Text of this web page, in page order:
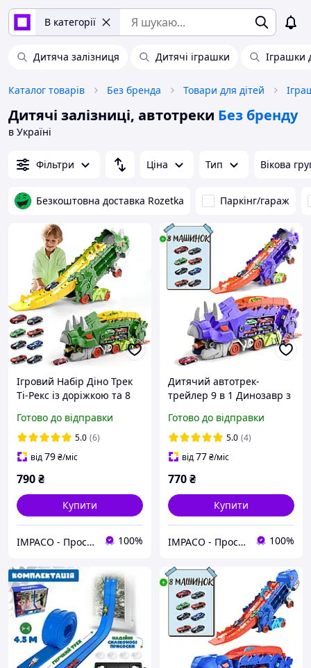
В категорії
Дитяча залізниця Дитячі іграшки Іграшки
Каталог товарів Без бренда Товари для дітей
Дитячі залізниці, автотреки Без бренду
в Україні
Фільтри Ціна Тип Вікова
Безкоштовна доставка Rozetka Паркінг/гараж
Ігровий Набір Діно Трек
Ті-Рекс із доріжкою та 8
Green
Готово до відправки
5.0 (6)
від79₴/міс
790₴
Купити
IMPACO - Простір крутих пропозицій 100%
Дитячий автотрек-
трейлер 9 в 1 Динозавр з
Фіолетовий
Готово до відправки
5.0 (4)
від77₴/міс
770₴
Купити
IMPACO - Простір крутих пропозицій 100%